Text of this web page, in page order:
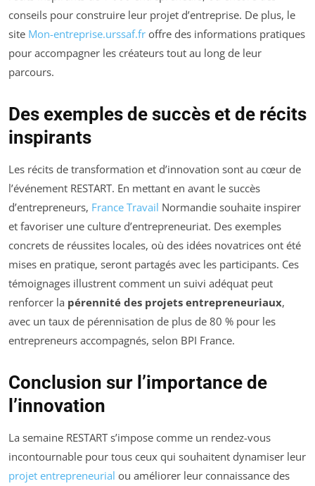
conseils pour construire leur projet d’entreprise. De plus, le
site Mon-entreprise.urssaf.fr offre des informations pratiques
pour accompagner les créateurs tout au long de leur
parcours.
Des exemples de succès et de récits
inspirants
Les récits de transformation et d’innovation sont au cœur de
l’événement RESTART. En mettant en avant le succès
d’entrepreneurs, France Travail Normandie souhaite inspirer
et favoriser une culture d’entrepreneuriat. Des exemples
concrets de réussites locales, où des idées novatrices ont été
mises en pratique, seront partagés avec les participants. Ces
témoignages illustrent comment un suivi adéquat peut
renforcer la pérennité des projets entrepreneuriaux,
avec un taux de pérennisation de plus de 80 % pour les
entrepreneurs accompagnés, selon BPI France.
Conclusion sur l’importance de
l’innovation
La semaine RESTART s’impose comme un rendez-vous
incontournable pour tous ceux qui souhaitent dynamiser leur
projet entrepreneurial ou améliorer leur connaissance des